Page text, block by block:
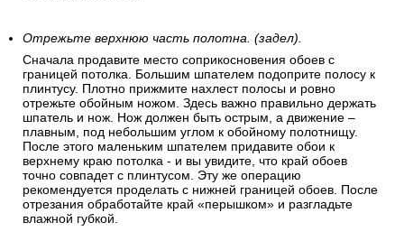
Отрежьте верхнюю часть полотна. (задел).
Сначала продавите место соприкосновения обоев с
границей потолка. Большим шпателем подоприте полосу к
плинтусу. Плотно прижмите нахлест полосы и ровно
отрежьте обойным ножом. Здесь важно правильно держать
шпатель и нож. Нож должен быть острым, а движение –
плавным, под небольшим углом к обойному полотнищу.
После этого маленьким шпателем придавите обои к
верхнему краю потолка - и вы увидите, что край обоев
точно совпадет с плинтусом. Эту же операцию
рекомендуется проделать с нижней границей обоев. После
отрезания обработайте край «перышком» и разгладьте
влажной губкой.